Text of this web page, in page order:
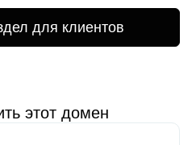
для клиентов
этот домен